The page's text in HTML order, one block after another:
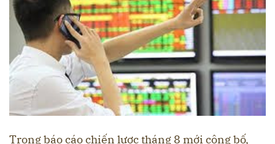
Trong báo cáo chiến lược tháng 8 mới công bố,